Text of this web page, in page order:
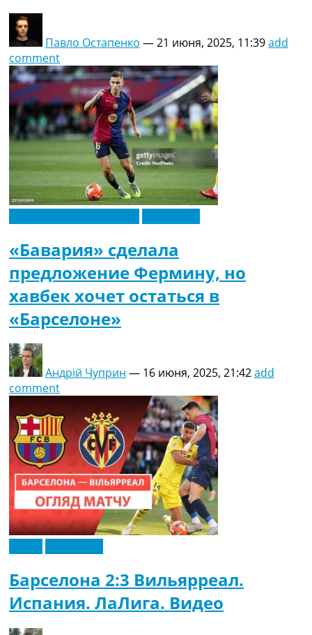
Павло Остапенко —21 июня, 2025, 11:39add
comment
«Бавария» сделала
предложение Фермину, но
хавбек хочет остаться в
«Барселоне»
Андрій Чуприн — 16 июня, 2025, 21:42add
comment
Барселона 2:3 Вильярреал.
Испания. ЛаЛига. Видео